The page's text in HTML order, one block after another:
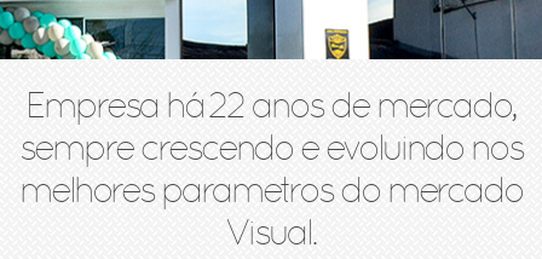
Empresa há 22 anos de mercado,
sempre crescendo e evoluindo nos
melhores parametros do mercado
Visual.